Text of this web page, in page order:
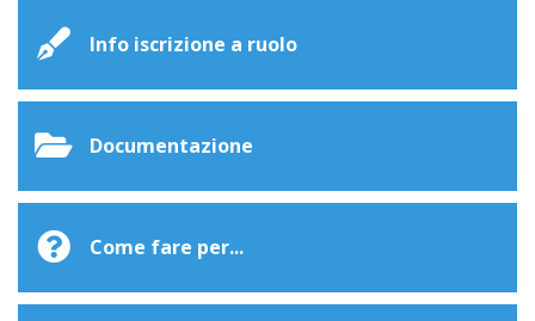
Info iscrizione a ruolo
Documentazione
Come fare per...